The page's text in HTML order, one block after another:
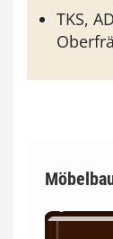
TKS,